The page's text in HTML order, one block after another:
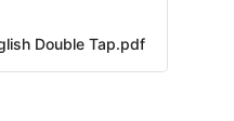
Double Tap.pdf